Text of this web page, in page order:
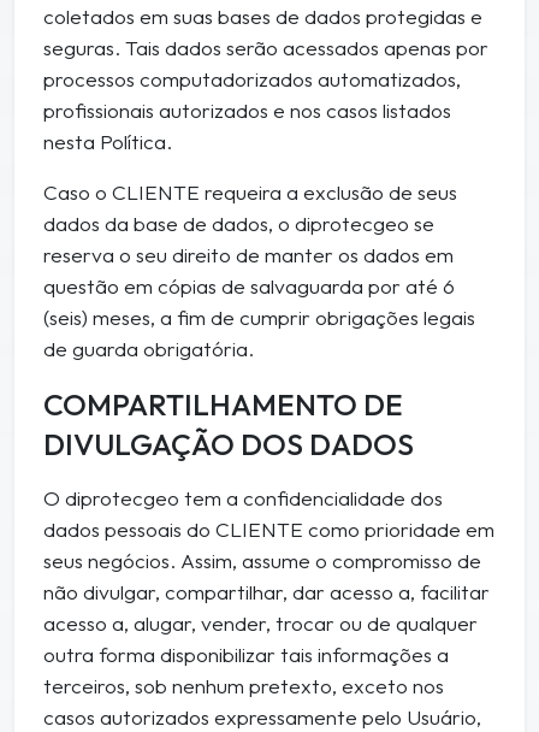
coletados em suas bases de dados protegidas e
seguras. Tais dados serão acessados apenas por
processos computadorizados automatizados,
profissionais autorizados e nos casos listados
nesta Política.
Caso o CLIENTE requeira a exclusão de seus
dados da base de dados, o diprotecgeo se
reserva o seu direito de manter os dados em
questão em cópias de salvaguarda por até 6
(seis) meses, a fim de cumprir obrigações legais
de guarda obrigatória.
COMPARTILHAMENTO DE
DIVULGAÇÃO DOS DADOS
O diprotecgeo tem a confidencialidade dos
dados pessoais do CLIENTE como prioridade em
seus negócios. Assim, assume o compromisso de
não divulgar, compartilhar, dar acesso a, facilitar
acesso a, alugar, vender, trocar ou de qualquer
outra forma disponibilizar tais informações a
terceiros, sob nenhum pretexto, exceto nos
casos autorizados expressamente pelo Usuário,